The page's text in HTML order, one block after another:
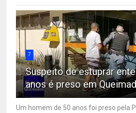
7
Suspeito de estuprar
anos é preso em
Um homem de 50 anos foi preso pela